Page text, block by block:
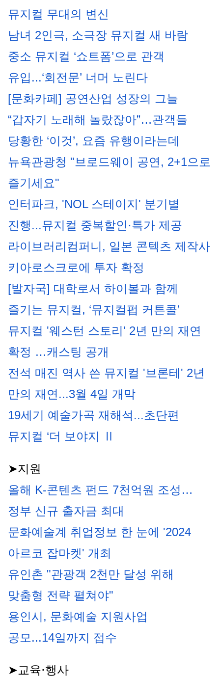
뮤지컬 무대의 변신
남녀 2인극, 소극장 뮤지컬 새 바람
중소 뮤지컬 ‘쇼트폼’으로 관객
유입...‘회전문’ 너머 노린다
[문화카페] 공연산업 성장의 그늘
“갑자기 노래해 놀랐잖아”…관객들
당황한 ‘이것’, 요즘 유행이라는데
뉴욕관광청 "브로드웨이 공연, 2+1으로
즐기세요"
인터파크, 'NOL 스테이지' 분기별
진행...뮤지컬 중복할인·특가 제공
라이브러리컴퍼니, 일본 콘텍츠 제작사
키아로스크로에 투자 확정
[발자국] 대학로서 하이볼과 함께
즐기는 뮤지컬, ‘뮤지컬펍 커튼콜’
뮤지컬 '웨스턴 스토리' 2년 만의 재연
확정 …캐스팅 공개
전석 매진 역사 쓴 뮤지컬 '브론테' 2년
만의 재연...3월 4일 개막
19세기 예술가곡 재해석...초단편
뮤지컬 ‘더 보야지 Ⅱ
➤지원
올해 K-콘텐츠 펀드 7천억원 조성…
정부 신규 출자금 최대
문화예술계 취업정보 한 눈에 '2024
아르코 잡마켓' 개최
유인촌 "관광객 2천만 달성 위해
맞춤형 전략 펼쳐야"
용인시, 문화예술 지원사업
공모...14일까지 접수
➤교육⋅행사